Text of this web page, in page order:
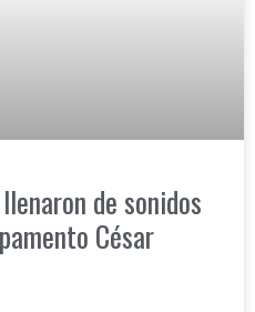
de sonidos
César